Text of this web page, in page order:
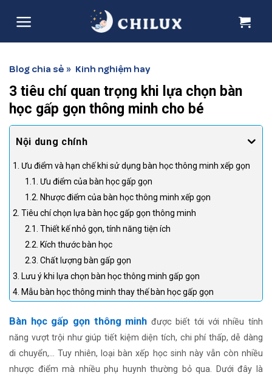
Blog chia sẻ » Kinh nghiệm hay
3 tiêu chí quan trọng khi lựa chọn bàn
học gấp gọn thông minh cho bé
1. Ưu điểm và hạn chế khi sử dụng bàn học thông minh xếp gọn
1.1. Ưu điểm của bàn học gấp gọn
1.2. Nhược điểm của bàn học thông minh xếp gọn
2. Tiêu chí chọn lựa bàn học gấp gọn thông minh
2.1. Thiết kế nhỏ gọn, tính năng tiện ích
2.2. Kích thước bàn học
2.3. Chất lượng bàn gấp gọn
3. Lưu ý khi lựa chọn bàn học thông minh gấp gọn
4. Mẫu bàn học thông minh thay thế bàn học gấp gọn
Bàn học gấp gọn thông minh được biết tới với nhiều tính
năng vượt trội như giúp tiết kiệm diện tích, chi phí thấp, dễ dàng
di chuyển,… Tuy nhiên, loại bàn xếp học sinh này vẫn còn nhiều
nhược điểm mà nhiều phụ huynh thường bỏ qua. Dưới đây là